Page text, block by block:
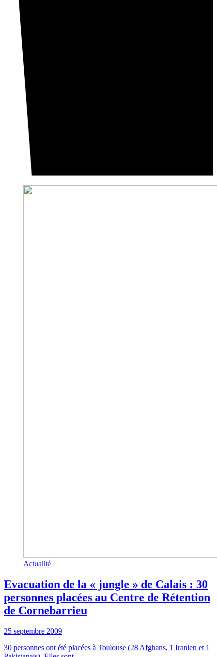
Actualité
Evacuation de la « jungle » de Calais : 30
personnes placées au Centre de Rétention
de Cornebarrieu
25 septembre 2009
30 personnes ont été placées à Toulouse (28 Afghans, 1 Iranien et 1